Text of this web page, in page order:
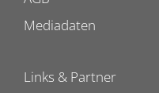
Mediadaten
Links & Partner